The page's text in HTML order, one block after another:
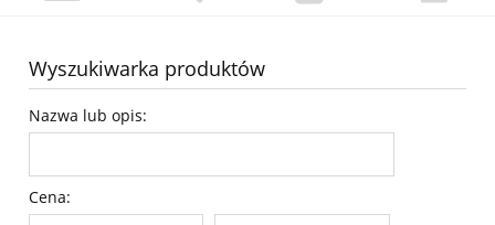
Wyszukiwarka produktów
Nazwa lub opis:
Cena: